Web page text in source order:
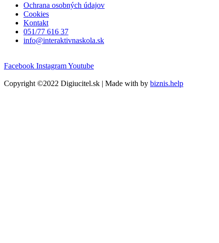
Ochrana osobných údajov
Cookies
Kontakt
051/77 616 37
info@interaktivnaskola.sk
Facebook InstagramYoutube
Copyright ©2022 Digiucitel.sk | Made with by biznis.help